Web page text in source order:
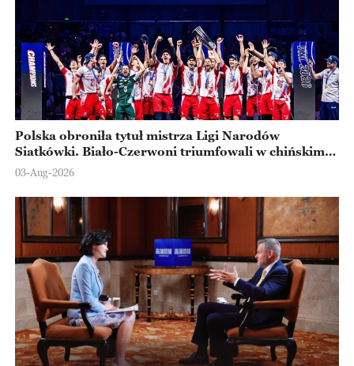
Polska obroniła tytuł mistrza Ligi Narodów
Siatkówki. Biało-Czerwoni triumfowali w chińskim
Ningbo
03-Aug-2026